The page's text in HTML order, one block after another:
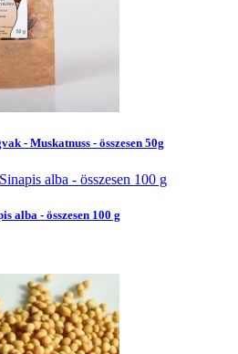
- Muskatnuss - összesen 50g
alba - összesen 100 g